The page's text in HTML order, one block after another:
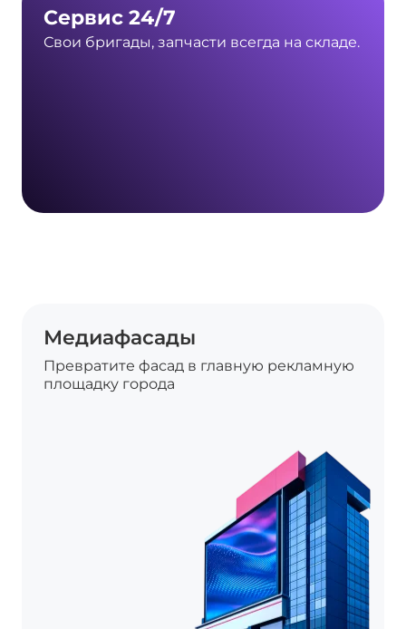
Сервис 24/7
Свои бригады, запчасти всегда на складе.
Медиафасады
Превратите фасад в главную рекламную
площадку города